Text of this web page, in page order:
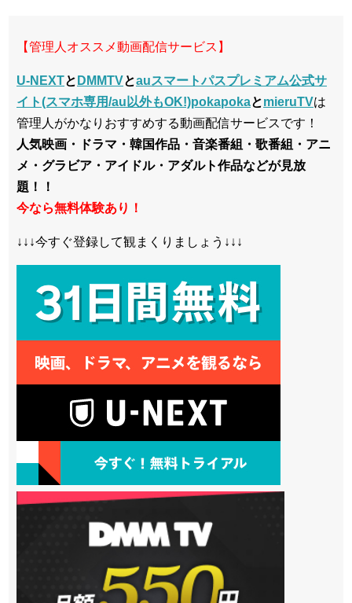
【管理人オススメ動画配信サービス】
U-NEXTと DMMTVとauスマートパスプレミアム公式サ
イト(スマホ専用/au以外もOK!)pokapokaとmieruTVは
管理人がかなりおすすめする動画配信サービスです！
人気映画・ドラマ・韓国作品・音楽番組・歌番組・アニ
メ・グラビア・アイドル・アダルト作品などが見放
題！！
今なら無料体験あり！
↓↓↓今すぐ登録して観まくりましょう↓↓↓